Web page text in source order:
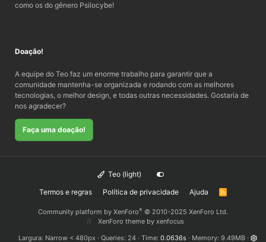
como os do gênero Psilocybe!
Doação!
A equipe do Teo faz um enorme trabalho para garantir que a
comunidade mantenha-se organizada e rodando com as melhores
tecnologias, o melhor design, e todas outras necessidades. Gostaria de
nos agradecer?
Faça uma doação!
Teo (light)
Termos e regras
Política de privacidade Ajuda
Community platform by XenForo® © 2010-2025 XenForo Ltd.
XenForo theme by xenfocus
Largura
Queries 24 Time 0.0636s Memory 9.49MB